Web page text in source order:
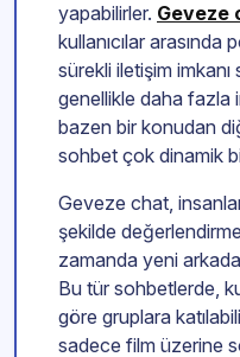
yapabilirler. Geveze
kullanıcılar arasında
sürekli iletişim
genellikle daha fazla
bazen bir konudan
sohbet çok dinamik
Geveze chat,
şekilde
zamanda yeni
Bu tür sohbetlerde,
göre gruplara
sadece film üzerine